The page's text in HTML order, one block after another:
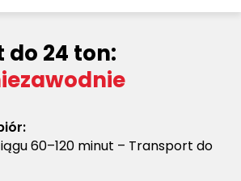
24 ton:
60–120 minut – Transport do